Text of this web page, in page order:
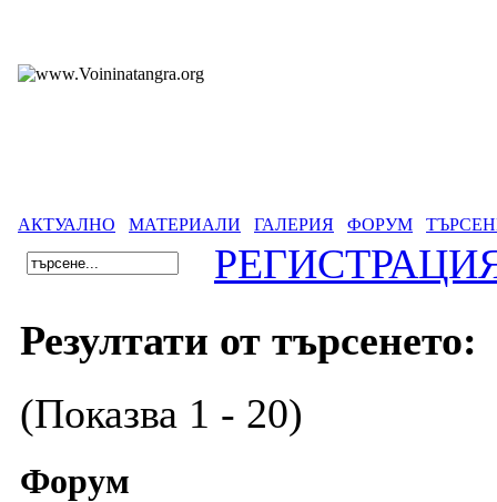
АКТУАЛНО МАТЕРИАЛИ ГАЛЕРИЯ ФОРУМ
Резултати от търсенето:
(Показва 1 - 20)
Форум